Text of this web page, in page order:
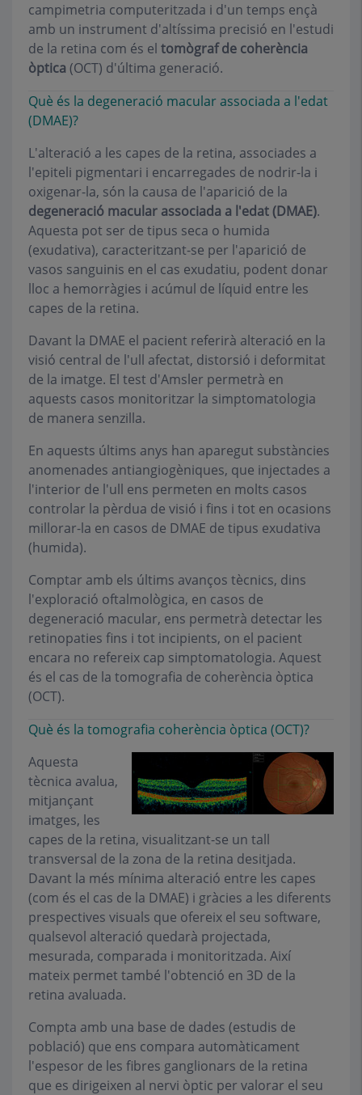
campimetria computeritzada i d'un temps ençà
amb un instrument d'altíssima precisió en l'estudi
de la retina com és el tomògraf de coherència
òptica (OCT) d'última generació.
Què és la degeneració macular associada a l'edat
(DMAE)?
L'alteració a les capes de la retina, associades a
l'epiteli pigmentari i encarregades de nodrir-la i
oxigenar-la, són la causa de l'aparició de la
degeneració macular associada a l'edat (DMAE).
Aquesta pot ser de tipus seca o humida
(exudativa), caracteritzant-se per l'aparició de
vasos sanguinis en el cas exudatiu, podent donar
lloc a hemorràgies i acúmul de líquid entre les
capes de la retina.
Davant la DMAE el pacient referirà alteració en la
visió central de l'ull afectat, distorsió i deformitat
de la imatge. El test d'Amsler permetrà en
aquests casos monitoritzar la simptomatologia
de manera senzilla.
En aquests últims anys han aparegut substàncies
anomenades antiangiogèniques, que injectades a
l'interior de l'ull ens permeten en molts casos
controlar la pèrdua de visió i fins i tot en ocasions
millorar-la en casos de DMAE de tipus exudativa
(humida).
Comptar amb els últims avanços tècnics, dins
l'exploració oftalmològica, en casos de
degeneració macular, ens permetrà detectar les
retinopaties fins i tot incipients, on el pacient
encara no refereix cap simptomatologia. Aquest
és el cas de la tomografia de coherència òptica
(OCT).
Què és la tomografia coherència òptica (OCT)?
Aquesta
tècnica avalua,
mitjançant
imatges, les
capes de la retina, visualitzant-se un tall
transversal de la zona de la retina desitjada.
Davant la més mínima alteració entre les capes
(com és el cas de la DMAE) i gràcies a les diferents
prespectives visuals que ofereix el seu software,
qualsevol alteració quedarà projectada,
mesurada, comparada i monitoritzada. Així
mateix permet també l'obtenció en 3D de la
retina avaluada.
Compta amb una base de dades (estudis de
població) que ens compara automàticament
l'espesor de les fibres ganglionars de la retina
que es dirigeixen al nervi òptic per valorar el seu